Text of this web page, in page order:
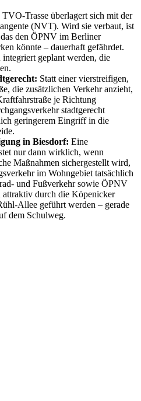
Trasse überlagert sich mit der
(NVT). Wird sie verbaut, ist
den ÖPNV im Berliner
könnte – dauerhaft gefährdet.
geplant werden, die
Statt einer vierstreifigen,
die zusätzlichen Verkehr anzieht,
je Richtung
stadtgerecht
geringerem Eingriff in die
in Biesdorf: Eine
nur dann wirklich, wenn
Maßnahmen sichergestellt wird,
im Wohngebiet tatsächlich
und Fußverkehr sowie ÖPNV
attraktiv durch die Köpenicker
Allee geführt werden – gerade
dem Schulweg.